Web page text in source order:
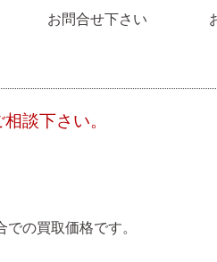
お問合せ下さい
談下さい。
の買取価格です。